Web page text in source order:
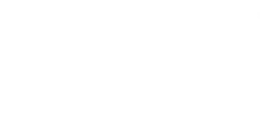
Noki Büro Bant ve Palifix Koli
Ve-ge 500'lü Copier Bond
Yüksek kalite ve dayanıklılığa